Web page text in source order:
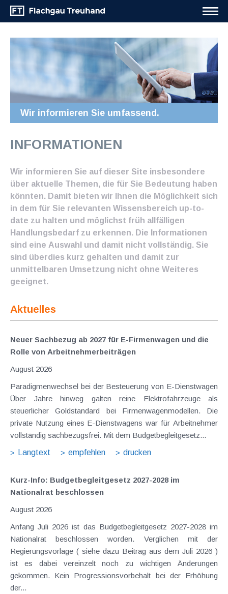
Wir informieren Sie umfassend.
INFORMATIONEN
Wir informieren Sie auf dieser Site insbesondere
über aktuelle Themen, die für Sie Bedeutung haben
könnten. Damit bieten wir Ihnen die Möglichkeit sich
in dem für Sie relevanten Wissensbereich up-to-
date zu halten und möglichst früh allfälligen
Handlungsbedarf zu erkennen. Die Informationen
sind eine Auswahl und damit nicht vollständig. Sie
sind überdies kurz gehalten und damit zur
unmittelbaren Umsetzung nicht ohne Weiteres
geeignet.
Aktuelles
Neuer Sachbezug ab 2027 für E-Firmenwagen und die
Rolle von Arbeitnehmer​­beiträgen
August 2026
Paradigmenwechsel bei der Besteuerung von E-Dienstwagen
Über Jahre hinweg galten reine Elektrofahrzeuge als
steuerlicher Goldstandard bei Firmenwagenmodellen. Die
private Nutzung eines E-Dienstwagens war für Arbeitnehmer
vollständig sachbezugsfrei. Mit dem Budgetbegleitgesetz...
Langtext
empfehlen drucken
Kurz-Info: Budgetbegleitgesetz 2027-2028 im
Nationalrat beschlossen
August 2026
Anfang Juli 2026 ist das Budgetbegleitgesetz 2027-2028 im
Nationalrat beschlossen worden. Verglichen mit der
Regierungsvorlage ( siehe dazu Beitrag aus dem Juli 2026 )
ist es dabei vereinzelt noch zu wichtigen Änderungen
gekommen. Kein Progressionsvorbehalt bei der Erhöhung
der...